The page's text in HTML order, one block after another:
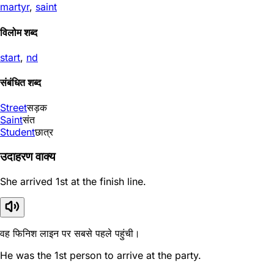
martyr, saint
विलोम शब्द
start, nd
संबंधित शब्द
Streetसड़क
Saintसंत
Studentछात्र
उदाहरण वाक्य
She arrived 1st at the finish line.
वह फिनिश लाइन पर सबसे पहले पहुंची।
He was the 1st person to arrive at the party.